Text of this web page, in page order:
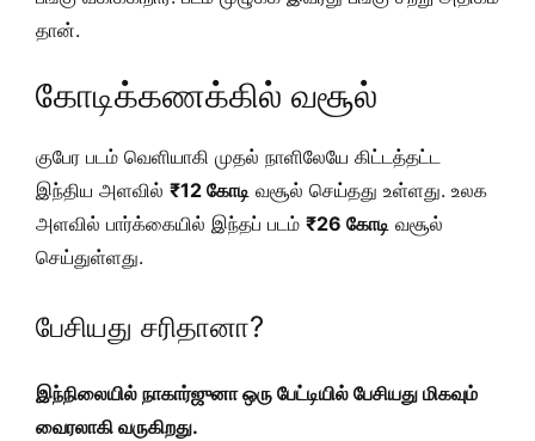
தான்.
கோடிக்கணக்கில் வசூல்
குபேர படம் வெளியாகி முதல் நாளிலேயே கிட்டத்தட்ட
இந்திய அளவில் ₹12 கோடி வசூல் செய்தது உள்ளது. உலக
அளவில் பார்க்கையில் இந்தப் படம் ₹26 கோடி வசூல்
செய்துள்ளது.
பேசியது சரிதானா?
இந்நிலையில் நாகார்ஜுனா ஒரு பேட்டியில் பேசியது மிகவும்
வைரலாகி வருகிறது.